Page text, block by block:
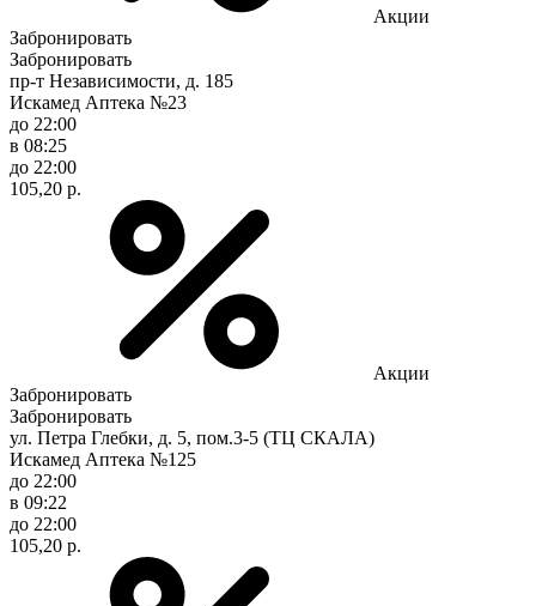
Акции
Забронировать
Забронировать
пр-т Независимости, д. 185
Искамед Аптека №23
до 22:00
в 08:25
до 22:00
105,20 р.
Акции
Забронировать
Забронировать
ул. Петра Глебки, д. 5, пом.3-5 (ТЦ СКАЛА)
Искамед Аптека №125
до 22:00
в 09:22
до 22:00
105,20 р.